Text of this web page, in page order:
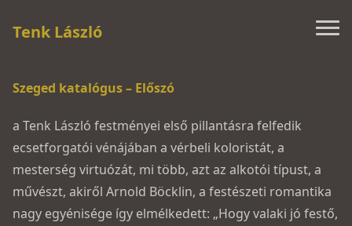
Tenk László
Szeged katalógus – Előszó
a Tenk László festményei első pillantásra felfedik
ecsetforgatói vénájában a vérbeli koloristát, a
mesterség virtuózát, mi több, azt az alkotói típust, a
művészt, akiről Arnold Böcklin, a festészeti romantika
nagy egyénisége így elmélkedett: „Hogy valaki jó festő,